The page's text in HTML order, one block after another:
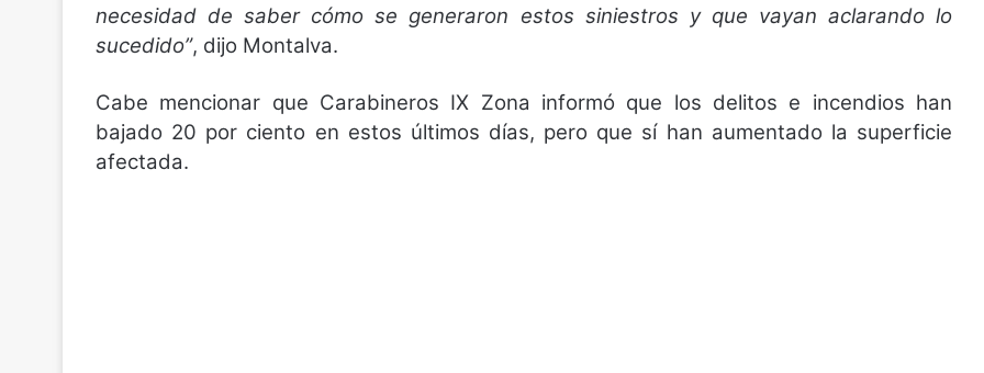
necesidad de saber cómo se generaron estos siniestros y que vayan aclarando lo
sucedido”, dijo Montalva.
Cabe mencionar que Carabineros IX Zona informó que los delitos e incendios han
bajado 20 por ciento en estos últimos días, pero que sí han aumentado la superficie
afectada.